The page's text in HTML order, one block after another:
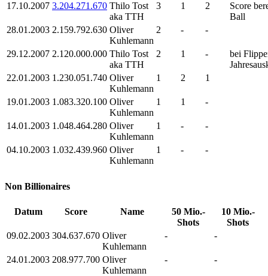
17.10.2007 3.204.271.670 Thilo Tost
aka TTH
3 1 2
Score
Ball
28.01.2003 2.159.792.630 Oliver
Kuhlemann
2 - -
29.12.2007 2.120.000.000 Thilo Tost
aka TTH
2 1 -
bei
22.01.2003 1.230.051.740 Oliver
Kuhlemann
1 2 1
19.01.2003 1.083.320.100 Oliver
Kuhlemann
1 1 -
14.01.2003 1.048.464.280 Oliver
Kuhlemann
1 - -
04.10.2003 1.032.439.960 Oliver
Kuhlemann
1 - -
Non Billionaires
Datum Score Name
50 Mio.-
Shots
10 Mio.-
Shots
09.02.2003 304.637.670 Oliver
Kuhlemann
- -
24.01.2003 208.977.700 Oliver
Kuhlemann
- -